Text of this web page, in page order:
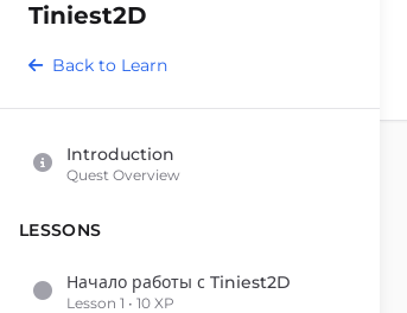
Tiniest2D
Back to Learn
Introduction
Quest Overview
LESSONS
Начало работы с Tiniest2D
Lesson 1 • 10 XP